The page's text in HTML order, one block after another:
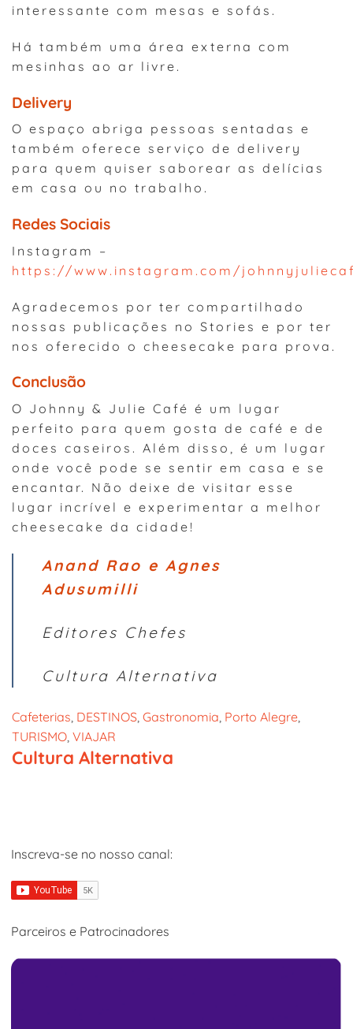
interessante com mesas e sofás.
Há também uma área externa com
mesinhas ao ar livre.
Delivery
O espaço abriga pessoas sentadas e
também oferece serviço de delivery
para quem quiser saborear as delícias
em casa ou no trabalho.
Redes Sociais
Instagram –
https://www.instagram.com/
Agradecemos por ter compartilhado
nossas publicações no Stories e por ter
nos oferecido o cheesecake para prova.
Conclusão
O Johnny & Julie Café é um lugar
perfeito para quem gosta de café e de
doces caseiros. Além disso, é um lugar
onde você pode se sentir em casa e se
encantar. Não deixe de visitar esse
lugar incrível e experimentar a melhor
cheesecake da cidade!
Anand Rao e Agnes
Adusumilli
Editores Chefes
Cultura Alternativa
Cafeterias DESTINOS Gastronomia Porto Alegre
TURISMO VIAJAR
Cultura Alternativa
Inscreva-se no nosso canal:
Parceiros e Patrocinadores